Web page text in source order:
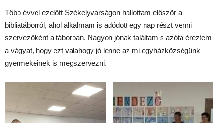
Több évvel ezelőtt Székelyvarságon hallottam először a
bibliatáborról, ahol alkalmam is adódott egy nap részt venni
szervezőként a táborban. Nagyon jónak találtam s azóta éreztem
a vágyat, hogy ezt valahogy jó lenne az mi egyházközségünk
gyermekeinek is megszervezni.